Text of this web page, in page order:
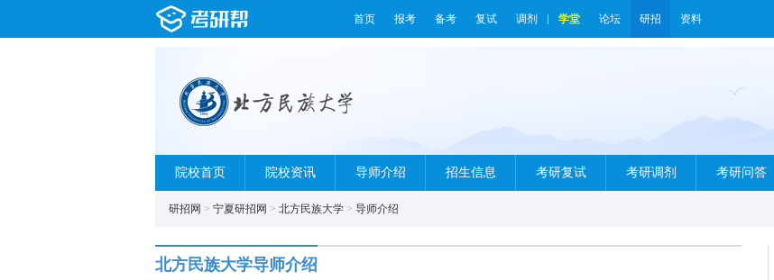
首页 报考 备考 复试 调剂 学堂 论坛 研招 资料
院校首页 院校资讯 导师介绍 招生信息 考研复试 考研调剂 考研问答
研招网 > 宁夏研招网 > 北方民族大学 > 导师介绍
北方民族大学导师介绍